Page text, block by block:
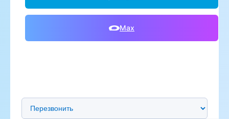
Max
Предпочтительный способ связи